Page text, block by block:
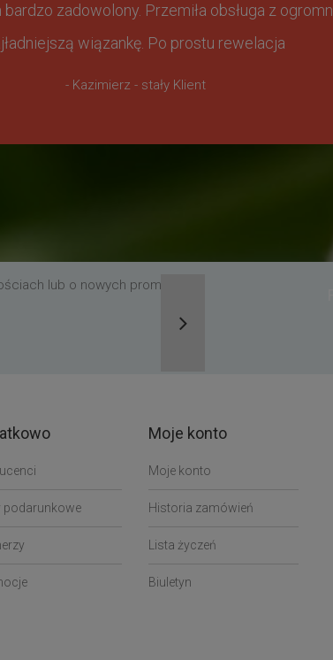
zadowolony. Przemiła obsługa z
wiązankę. Po prostu rewelacja
- Kazimierz - stały Klient
lub o nowych promocjach,
podarunkowe
Moje konto
Moje konto
Historia zamówień
Lista życzeń
Biuletyn